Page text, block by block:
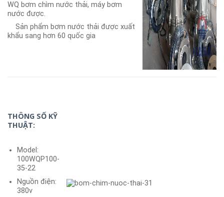
WQ bơm chìm nước thải, máy bơm
nước được.
Sản phẩm bơm nước thải được xuất
khẩu sang hơn 60 quốc gia
THÔNG SỐ KỸ
THUẬT:
Model:
100WQP100-
35-22
Nguồn điện:
380v